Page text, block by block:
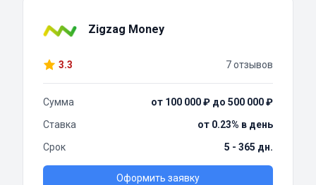
Zigzag Money
3.3 7 отзывов
Сумма
от 100 000 ₽ до 500 000 ₽
Ставка
от 0.23% в день
Срок
5 - 365 дн.
Оформить заявку